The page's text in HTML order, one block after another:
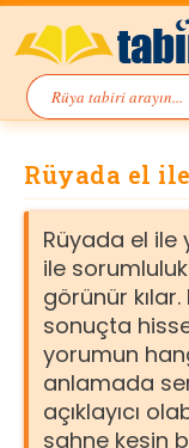
Rüyada el
Rüyada el
ile
görünür
sonuçta
yorumun
anlamada
açıklayıcı
sahne kesin